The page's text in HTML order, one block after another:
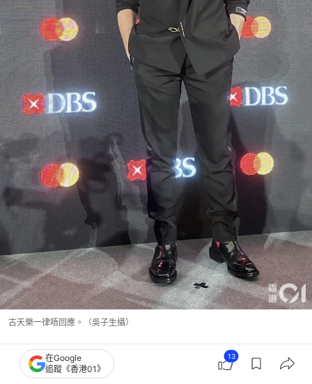
古天樂一律唔回應。（吳子生攝）
香港藝人動向
在Google
追蹤《香港01》
13